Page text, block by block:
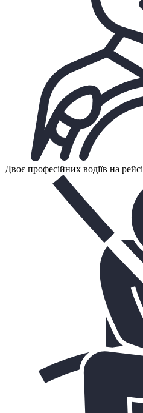
Двоє професійних водіїв на рейсі